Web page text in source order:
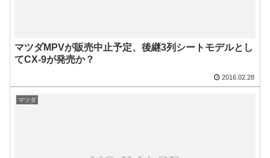
マツダMPVが販売中止予定、後継3列シートモデルとし
てCX-9が発売か？
2016.02.28
マツダ